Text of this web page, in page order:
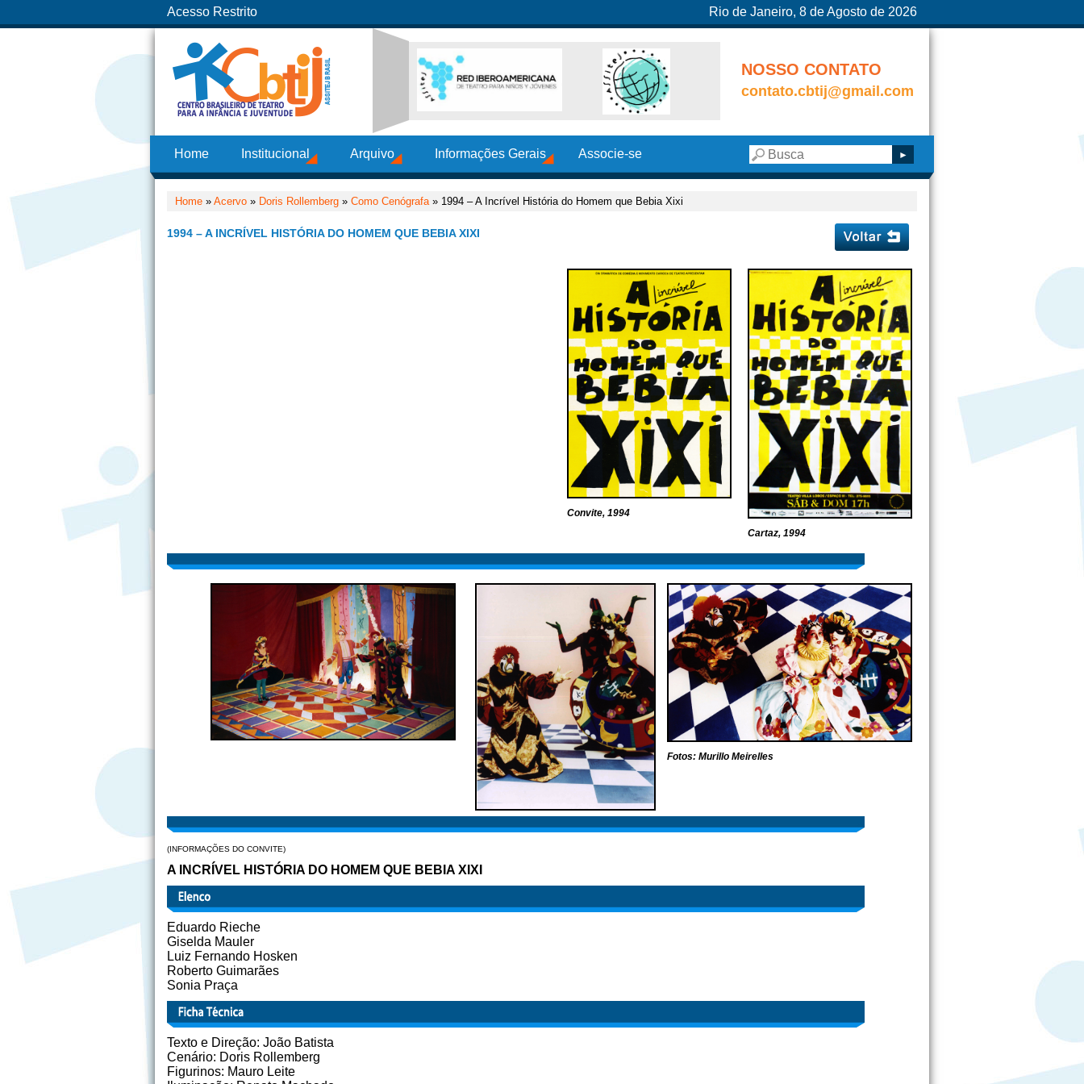
Acesso Restrito Rio de Janeiro, 8 de Agosto de 2026
NOSSO CONTATO
contato.cbtij@gmail.com
Home Institucional Arquivo Informações Gerais Associe-se
Home » Acervo » Doris Rollemberg » Como Cenógrafa» 1994 – A Incrível História do Homem que Bebia Xixi
1994 – A INCRÍVEL HISTÓRIA DO HOMEM QUE BEBIA XIXI
Cartaz, 1994
Convite, 1994
Fotos: Murillo Meirelles
(INFORMAÇÕES DO CONVITE)
A INCRÍVEL HISTÓRIA DO HOMEM QUE BEBIA XIXI
Eduardo Rieche
Giselda Mauler
Luiz Fernando Hosken
Roberto Guimarães
Sonia Praça
Texto e Direção: João Batista
Cenário: Doris Rollemberg
Figurinos: Mauro Leite